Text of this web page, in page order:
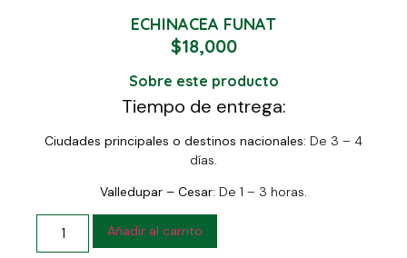
ECHINACEA FUNAT
$18,000
Sobre este producto
Tiempo de entrega:
Ciudades principales o destinos nacionales: De 3 – 4
días.
Valledupar – Cesar: De 1 – 3 horas.
Añadir al carrito